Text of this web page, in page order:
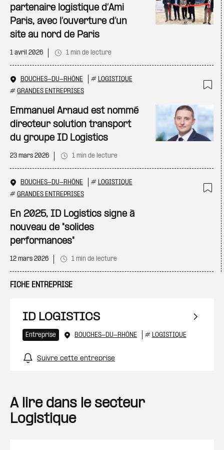
partenaire logistique d’Ami
Paris, avec l’ouverture d’un
site au nord de Paris
1 avril 2026 1 min de lecture
BOUCHES-DU-RHÔNE # LOGISTIQUE
# GRANDES ENTREPRISES
Emmanuel Arnaud est nommé
directeur solution transport
du groupe ID Logistics
23 mars 2026 1 min de lecture
BOUCHES-DU-RHÔNE # LOGISTIQUE
# GRANDES ENTREPRISES
En 2025, ID Logistics signe à
nouveau de "solides
performances"
12 mars 2026 1 min de lecture
FICHE ENTREPRISE
ID LOGISTICS
Entreprise BOUCHES-DU-RHÔNE # LOGISTIQUE
Suivre cette entreprise
A lire dans le secteur
Logistique